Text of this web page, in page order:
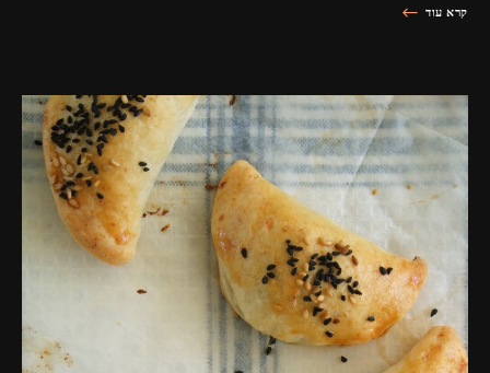
קרא עוד